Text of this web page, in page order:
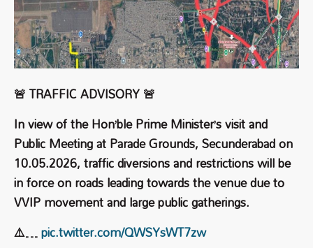
🚨 TRAFFIC ADVISORY 🚨
In view of the Hon’ble Prime Minister’s visit and
Public Meeting at Parade Grounds, Secunderabad on
10.05.2026, traffic diversions and restrictions will be
in force on roads leading towards the venue due to
VVIP movement and large public gatherings.
⚠️…pic.twitter.com/QWSYsWT7zw